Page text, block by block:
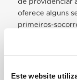
Este website
de providenciar
oferece alguns
primeiros-
Para reduzir o
é colocada